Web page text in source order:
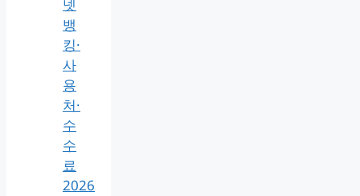
넷
뱅
킹·
사
용
처·
수
수
료
2026